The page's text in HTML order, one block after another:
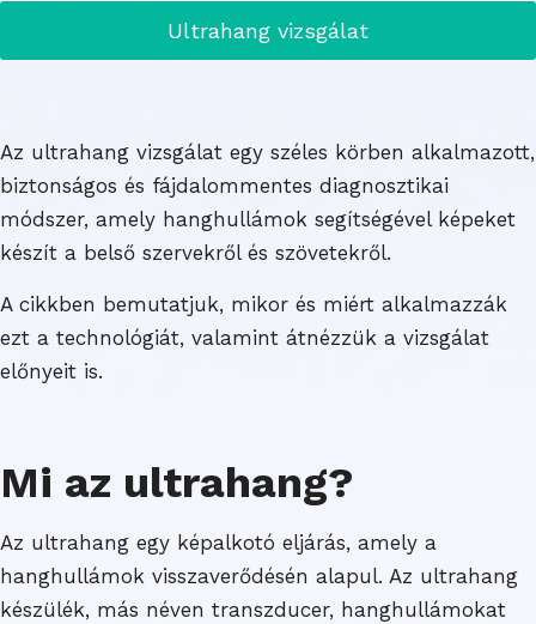
Ultrahang vizsgálat
Az ultrahang vizsgálat egy széles körben alkalmazott,
biztonságos és fájdalommentes diagnosztikai
módszer, amely hanghullámok segítségével képeket
készít a belső szervekről és szövetekről.
A cikkben bemutatjuk, mikor és miért alkalmazzák
ezt a technológiát, valamint átnézzük a vizsgálat
előnyeit is.
Mi az ultrahang?
Az ultrahang egy képalkotó eljárás, amely a
hanghullámok visszaverődésén alapul. Az ultrahang
készülék, más néven transzducer, hanghullámokat